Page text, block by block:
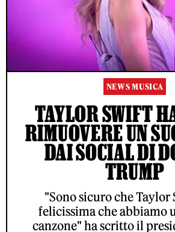
NEWS MUSICA
TAYLOR SWIFT
RIMUOVERE UN
DAI SOCIAL DI
TRUMP
"Sono sicuro che Taylor
felicissima che abbiamo
canzone" ha scritto il